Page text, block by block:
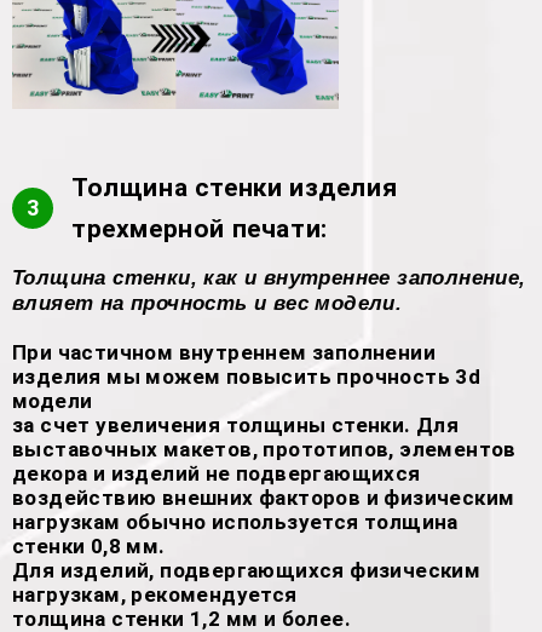
3
Толщина стенки изделия
трехмерной печати:
Толщина стенки, как и внутреннее заполнение,
влияет на прочность и вес модели.
При частичном внутреннем заполнении
изделия мы можем повысить прочность 3d
модели
за счет увеличения толщины стенки. Для
выставочных макетов, прототипов, элементов
декора и изделий не подвергающихся
воздействию внешних факторов и физическим
нагрузкам обычно используется толщина
стенки 0,8 мм.
Для изделий, подвергающихся физическим
нагрузкам, рекомендуется
толщина стенки 1,2 мм и более.